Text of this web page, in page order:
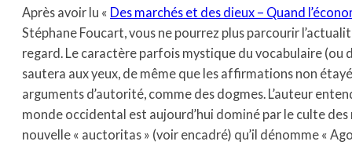
Après avoir lu « Des marchés et des dieux – Quand
Stéphane Foucart, vous ne pourrez plus parcourir
regard. Le caractère parfois mystique du vocabulaire (ou
sautera aux yeux, de même que les affirmations non
arguments d’autorité, comme des dogmes. L’auteur
monde occidental est aujourd’hui dominé par le culte
nouvelle « auctoritas » (voir encadré) qu’il dénomme «